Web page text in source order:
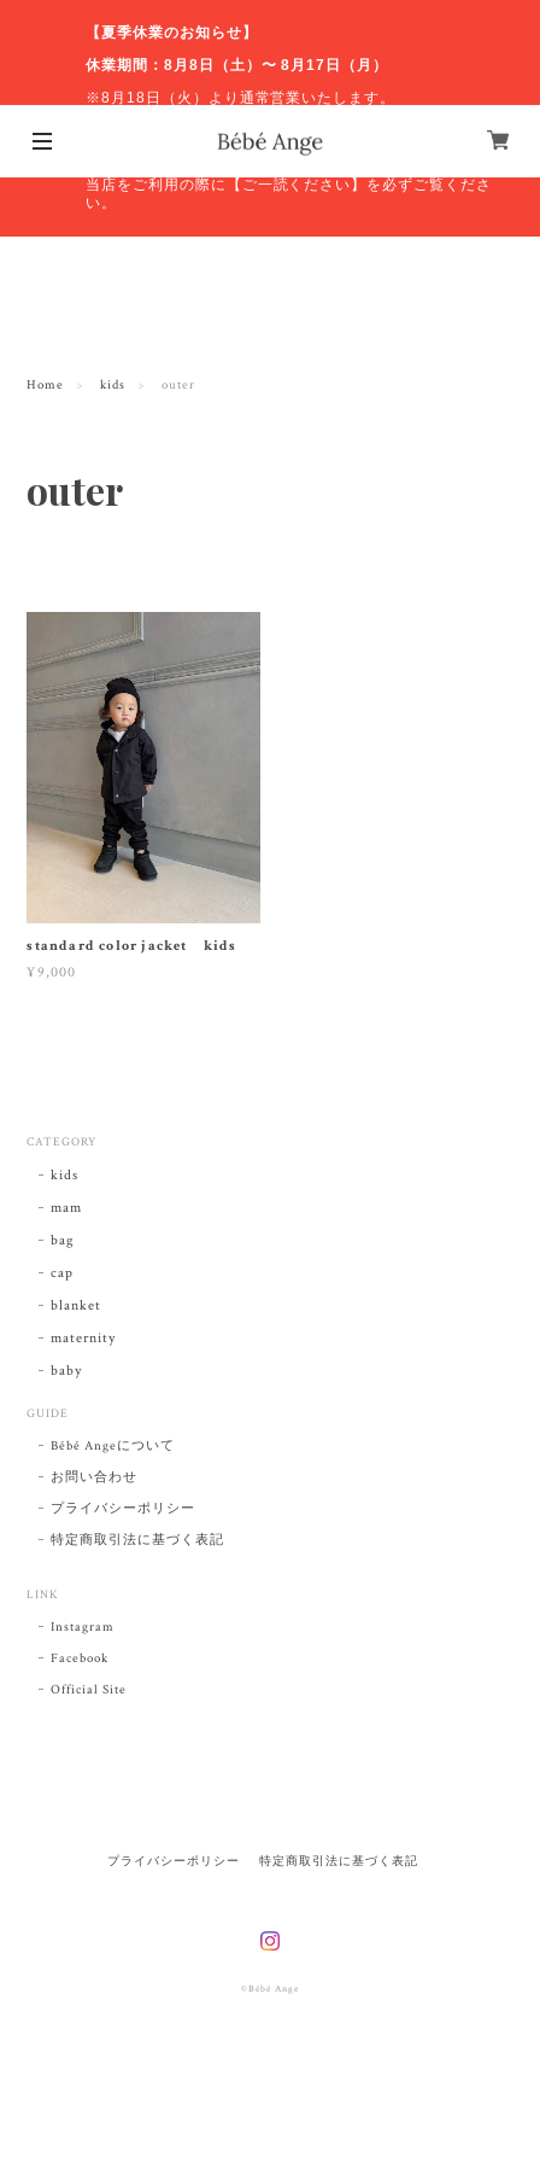
【夏季休業のお知らせ】
休業期間：8月8日（土）〜 8月17日（月）
※8月18日（火）より通常営業いたします。
休業期間中のお問い合わせやオンラインショップの発送等
につきましては、営業再開後に順次対応いたします。ご不
当店をご利用の際に【ご一読ください】を必ずご覧くださ
い。
Home kids outer
outer
standard color jacket kids
¥9,000
CATEGORY
kids
mam
bag
cap
blanket
maternity
baby
GUIDE
Bébé Angeについて
お問い合わせ
プライバシーポリシー
特定商取引法に基づく表記
LINK
Instagram
Facebook
Official Site
プライバシーポリシー 特定商取引法に基づく表記
©Bébé Ange